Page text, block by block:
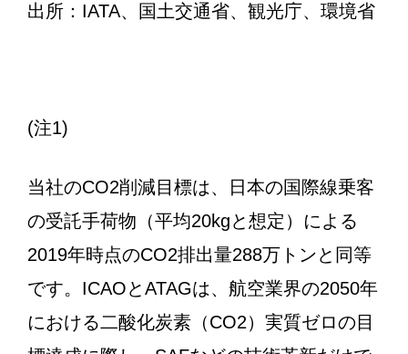
出所：IATA、国土交通省、観光庁、環境省
(注1)
当社のCO2削減目標は、日本の国際線乗客
の受託手荷物（平均20kgと想定）による
2019年時点のCO2排出量288万トンと同等
です。ICAOとATAGは、航空業界の2050年
における二酸化炭素（CO2）実質ゼロの目